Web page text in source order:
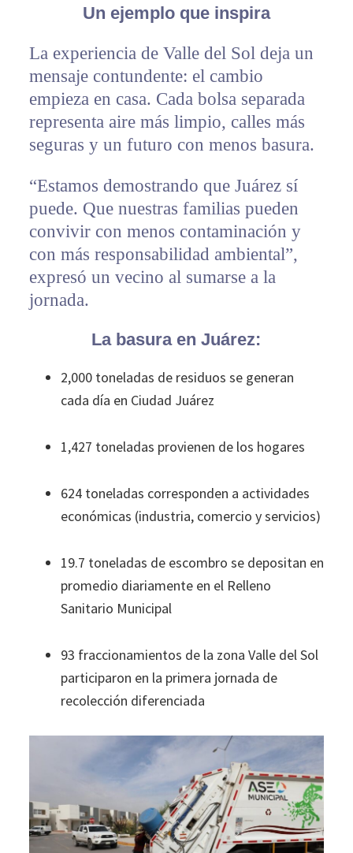
Un ejemplo que inspira
La experiencia de Valle del Sol deja un
mensaje contundente: el cambio
empieza en casa. Cada bolsa separada
representa aire más limpio, calles más
seguras y un futuro con menos basura.
“Estamos demostrando que Juárez sí
puede. Que nuestras familias pueden
convivir con menos contaminación y
con más responsabilidad ambiental”,
expresó un vecino al sumarse a la
jornada.
La basura en Juárez:
2,000 toneladas de residuos se generan
cada día en Ciudad Juárez
1,427 toneladas provienen de los hogares
624 toneladas corresponden a actividades
económicas (industria, comercio y servicios)
19.7 toneladas de escombro se depositan en
promedio diariamente en el Relleno
Sanitario Municipal
93 fraccionamientos de la zona Valle del Sol
participaron en la primera jornada de
recolección diferenciada